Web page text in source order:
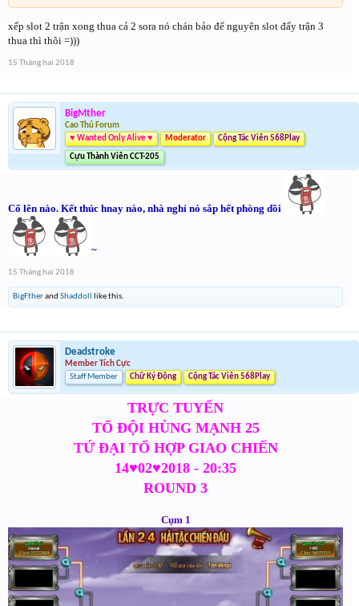
xếp slot 2 trận xong thua cả 2 sora nó chán bảo để nguyên slot đấy trận 3
thua thì thôi =)))
15 Tháng hai 2018
BigMther
Cao Thủ Forum
♥ Wanted Only Alive ♥
Moderator Cộng Tác Viên 568Play
Cựu Thành Viên CCT-205
Cố lên nào. Kết thúc hnay nào, nhà nghỉ nó sắp hết phòng dồi
~
15 Tháng hai 2018
BigFtherand Shaddoll like this.
Deadstroke
Member Tích Cực
Staff Member
Chữ Ký Động Cộng Tác Viên 568Play
TRỰC TUYẾN
TỔ ĐỘI HÙNG MẠNH 25
TỨ ĐẠI TỔ HỢP GIAO CHIẾN
14♥02♥2018 - 20:35
ROUND 3
Cụm 1